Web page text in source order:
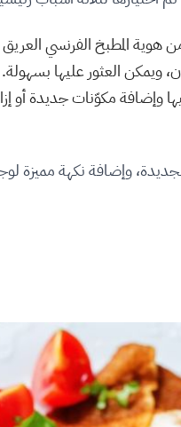
هوية المطبخ الفرنسي العريق
ويمكن العثور عليها بسهولة.
مكوّنات جديدة أو
وإضافة نكهة مميزة